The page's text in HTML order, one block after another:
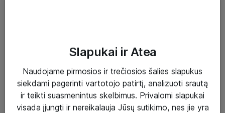
Sprendimai ir paslaugos
Paslaugos
Slapukai ir Atea
Naudojame pirmosios ir trečiosios šalies slapukus
siekdami pagerinti vartotojo patirtį, analizuoti srautą
ir teikti suasmenintus skelbimus. Privalomi slapukai
visada įjungti ir nereikalauja Jūsų sutikimo, nes jie yra